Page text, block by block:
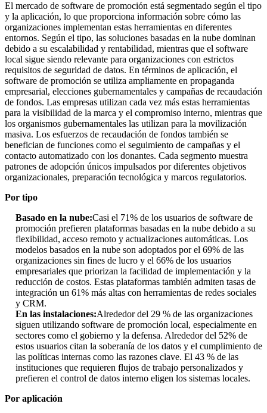
El mercado de software de promoción está segmentado según el tipo
y la aplicación, lo que proporciona información sobre cómo las
organizaciones implementan estas herramientas en diferentes
entornos. Según el tipo, las soluciones basadas en la nube dominan
debido a su escalabilidad y rentabilidad, mientras que el software
local sigue siendo relevante para organizaciones con estrictos
requisitos de seguridad de datos. En términos de aplicación, el
software de promoción se utiliza ampliamente en propaganda
empresarial, elecciones gubernamentales y campañas de recaudación
de fondos. Las empresas utilizan cada vez más estas herramientas
para la visibilidad de la marca y el compromiso interno, mientras que
los organismos gubernamentales las utilizan para la movilización
masiva. Los esfuerzos de recaudación de fondos también se
benefician de funciones como el seguimiento de campañas y el
contacto automatizado con los donantes. Cada segmento muestra
patrones de adopción únicos impulsados ​​por diferentes objetivos
organizacionales, preparación tecnológica y marcos regulatorios.
Por tipo
Basado en la nube:Casi el 71% de los usuarios de software de
promoción prefieren plataformas basadas en la nube debido a su
flexibilidad, acceso remoto y actualizaciones automáticas. Los
modelos basados ​​en la nube son adoptados por el 69% de las
organizaciones sin fines de lucro y el 66% de los usuarios
empresariales que priorizan la facilidad de implementación y la
reducción de costos. Estas plataformas también admiten tasas de
integración un 61% más altas con herramientas de redes sociales
y CRM.
En las instalaciones:Alrededor del 29 % de las organizaciones
siguen utilizando software de promoción local, especialmente en
sectores como el gobierno y la defensa. Alrededor del 52% de
estos usuarios citan la soberanía de los datos y el cumplimiento de
las políticas internas como las razones clave. El 43 % de las
instituciones que requieren flujos de trabajo personalizados y
prefieren el control de datos interno eligen los sistemas locales.
Por aplicación